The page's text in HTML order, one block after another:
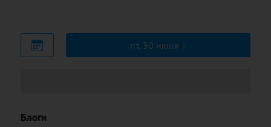
пт, 30 июня
Блоги